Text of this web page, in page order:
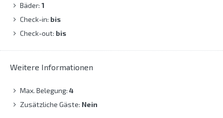
Bäder: 1
Check-in: bis
Check-out: bis
Weitere Informationen
Max. Belegung: 4
Zusätzliche Gäste: Nein